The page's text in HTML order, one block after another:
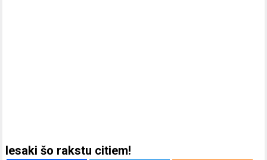
Iesaki šo rakstu citiem!